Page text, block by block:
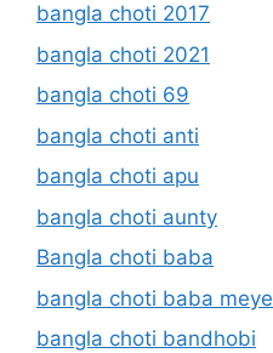
bangla choti 2017
bangla choti 2021
bangla choti 69
bangla choti anti
bangla choti apu
bangla choti aunty
Bangla choti baba
bangla choti baba meye
bangla choti bandhobi